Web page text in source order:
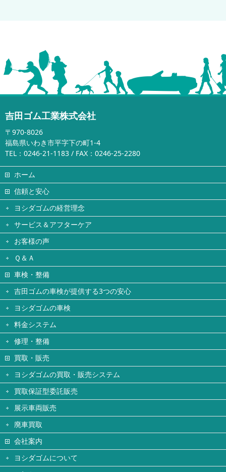
吉田ゴム工業株式会社
〒970-8026
福島県いわき市平字下の町1-4
TEL：0246-21-1183 / FAX：0246-25-2280
ホーム
信頼と安心
ヨシダゴムの経営理念
サービス＆アフターケア
お客様の声
Ｑ＆Ａ
車検・整備
吉田ゴムの車検が提供する3つの安心
ヨシダゴムの車検
料金システム
修理・整備
買取・販売
ヨシダゴムの買取・販売システム
買取保証型委託販売
展示車両販売
廃車買取
会社案内
ヨシダゴムについて